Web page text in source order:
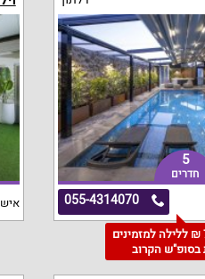
5
חדרים
055-4314070
החל מ7900 ₪ ללילה למזמינים